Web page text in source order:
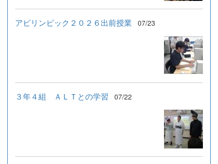
アビリンピック２０２６出前授業 07/23
３年４組 ＡＬＴとの学習 07/22